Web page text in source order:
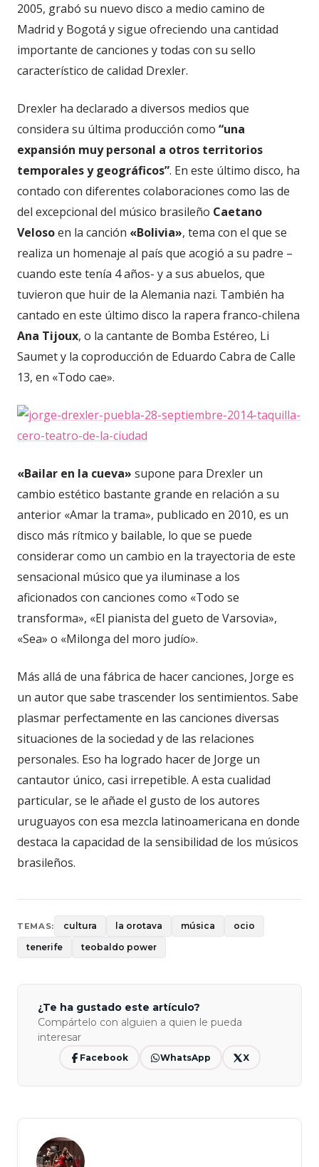
2005, grabó su nuevo disco a medio camino de
Madrid y Bogotá y sigue ofreciendo una cantidad
importante de canciones y todas con su sello
característico de calidad Drexler.
Drexler ha declarado a diversos medios que
considera su última producción como “una
expansión muy personal a otros territorios
temporales y geográficos”. En este último disco, ha
contado con diferentes colaboraciones como las de
del excepcional del músico brasileño Caetano
Velosoen la canción «Bolivia», tema con el que se
realiza un homenaje al país que acogió a su padre –
cuando este tenía 4 años- y a sus abuelos, que
tuvieron que huir de la Alemania nazi. También ha
cantado en este último disco la rapera franco-chilena
Ana Tijoux, o la cantante de Bomba Estéreo, Li
Saumet y la coproducción de Eduardo Cabra de Calle
13, en «Todo cae».
«Bailar en la cueva» supone para Drexler un
cambio estético bastante grande en relación a su
anterior «Amar la trama», publicado en 2010, es un
disco más rítmico y bailable, lo que se puede
considerar como un cambio en la trayectoria de este
sensacional músico que ya iluminase a los
aficionados con canciones como «Todo se
transforma», «El pianista del gueto de Varsovia»,
«Sea» o «Milonga del moro judío».
Más allá de una fábrica de hacer canciones, Jorge es
un autor que sabe trascender los sentimientos. Sabe
plasmar perfectamente en las canciones diversas
situaciones de la sociedad y de las relaciones
personales. Eso ha logrado hacer de Jorge un
cantautor único, casi irrepetible. A esta cualidad
particular, se le añade el gusto de los autores
uruguayos con esa mezcla latinoamericana en donde
destaca la capacidad de la sensibilidad de los músicos
brasileños.
TEMAS: cultura la orotava música
ocio
tenerife
teobaldo power
¿Te ha gustado este artículo?
Compártelo con alguien a quien le pueda
interesar
Facebook WhatsApp X